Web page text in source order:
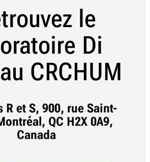
le
Di
CRCHUM
R et S, 900, rue Saint-
QC H2X 0A9,
Canada